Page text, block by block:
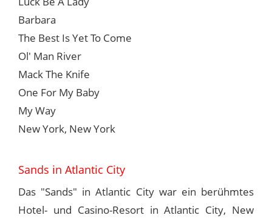
Barbara
The Best Is Yet To Come
Ol' Man River
Mack The Knife
One For My Baby
My Way
New York, New York
Sands in Atlantic City
Das "Sands" in Atlantic City war ein berühmtes
Hotel- und Casino-Resort in Atlantic City, New